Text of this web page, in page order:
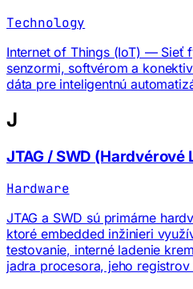
Technology
Internet of Things (IoT) — Sieť
senzormi, softvérom a
dáta pre inteligentnú
J
JTAG / SWD (Hardvérové
Hardware
JTAG a SWD sú primárne
ktoré embedded inžinieri
testovanie, interné ladenie
jadra procesora, jeho registrov